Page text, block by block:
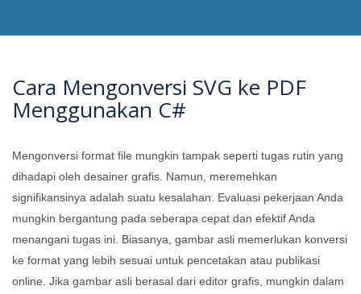
Cara Mengonversi SVG ke PDF
Menggunakan C#
Mengonversi format file mungkin tampak seperti tugas rutin yang
dihadapi oleh desainer grafis. Namun, meremehkan
signifikansinya adalah suatu kesalahan. Evaluasi pekerjaan Anda
mungkin bergantung pada seberapa cepat dan efektif Anda
menangani tugas ini. Biasanya, gambar asli memerlukan konversi
ke format yang lebih sesuai untuk pencetakan atau publikasi
online. Jika gambar asli berasal dari editor grafis, mungkin dalam